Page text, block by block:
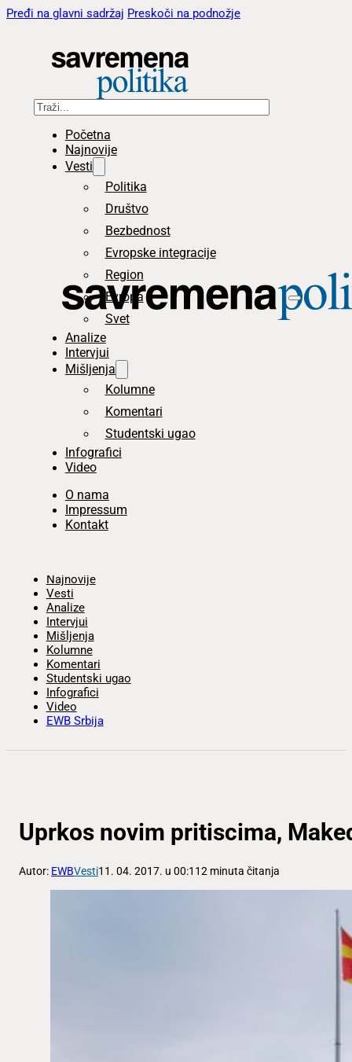
Pređi na glavni sadržaj Preskoči na podnožje
Pretraga
Početna
Najnovije
Vesti
Politika
Društvo
Bezbednost
Evropske integracije
Region
Evropa
Svet
Analize
Intervjui
Mišljenja
Kolumne
Komentari
Studentski ugao
Infografici
Video
O nama
Impressum
Kontakt
Najnovije
Vesti
Analize
Intervjui
Mišljenja
Kolumne
Komentari
Studentski ugao
Infografici
Video
EWB Srbija
Uprkos novim pritiscima,
Autor: EWBVesti11. 04. 2017. u 00:112 minuta čitanja